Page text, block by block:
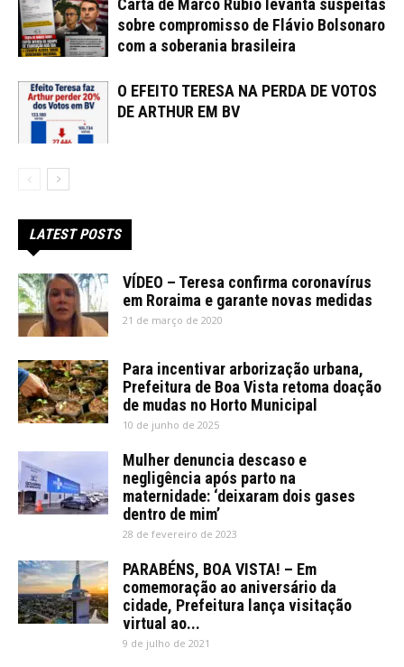
Carta de Marco Rubio levanta suspeitas
sobre compromisso de Flávio Bolsonaro
com a soberania brasileira
O EFEITO TERESA NA PERDA DE VOTOS
DE ARTHUR EM BV
LATEST POSTS
VÍDEO – Teresa confirma coronavírus
em Roraima e garante novas medidas
21 de março de 2020
Para incentivar arborização urbana,
Prefeitura de Boa Vista retoma doação
de mudas no Horto Municipal
10 de junho de 2025
Mulher denuncia descaso e
negligência após parto na
maternidade: ‘deixaram dois gases
dentro de mim’
28 de fevereiro de 2023
PARABÉNS, BOA VISTA! – Em
comemoração ao aniversário da
cidade, Prefeitura lança visitação
virtual ao...
9 de julho de 2021